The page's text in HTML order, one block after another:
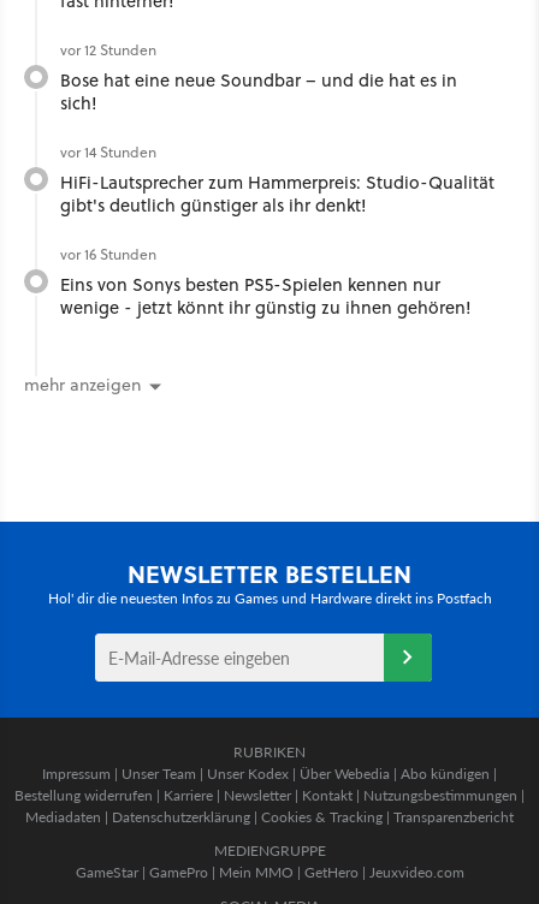
vor 12 Stunden
Bose hat eine neue Soundbar – und die hat es in
sich!
vor 14 Stunden
HiFi-Lautsprecher zum Hammerpreis: Studio-Qualität
gibt's deutlich günstiger als ihr denkt!
vor 16 Stunden
Eins von Sonys besten PS5-Spielen kennen nur
wenige - jetzt könnt ihr günstig zu ihnen gehören!
mehr anzeigen
NEWSLETTER BESTELLEN
Hol' dir die neuesten Infos zu Games und Hardware direkt ins Postfach
RUBRIKEN
Impressum | Unser Team | Unser Kodex | Über Webedia | Abo kündigen |
Bestellung widerrufen | Karriere | Newsletter | Kontakt | Nutzungsbestimmungen |
Mediadaten | Datenschutzerklärung | Cookies & Tracking | Transparenzbericht
MEDIENGRUPPE
GameStar| GamePro | Mein MMO | GetHero | Jeuxvideo.com